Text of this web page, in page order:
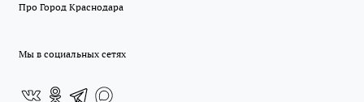
Про Город Краснодара
Мы в социальных сетях